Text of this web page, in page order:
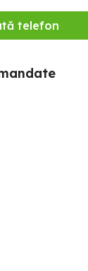
telefon